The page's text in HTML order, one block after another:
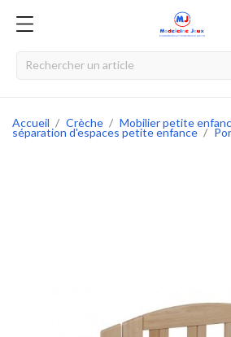
Accueil Crèche Mobilier petite
séparation d'espaces petite enfance